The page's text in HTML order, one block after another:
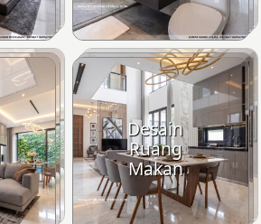
Desain
Ruang
Makan